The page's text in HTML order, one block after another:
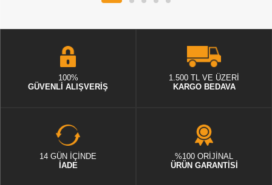
100%
GÜVENLİ ALIŞVERİŞ
1.500 TL VE ÜZERİ
KARGO BEDAVA
14 GÜN İÇİNDE
İADE
%100 ORİJİNAL
ÜRÜN GARANTİSİ